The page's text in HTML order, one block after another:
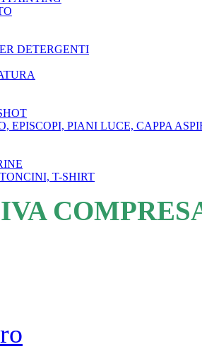
DETERGENTI
EPISCOPI, PIANI LUCE, CAPPA
T-SHIRT